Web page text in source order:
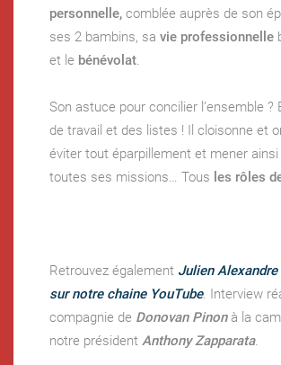
personnelle, comblée auprès de son
ses 2 bambins, sa vie professionnelle
et le bénévolat.
Son astuce pour concilier l’ensemble ?
de travail et des listes ! Il cloisonne et
éviter tout éparpillement et mener ainsi
toutes ses missions… Tous les rôles
Retrouvez également Julien Alexandre
sur notre chaine YouTube. Interview
compagnie de Donovan Pinonà la
notre président Anthony Zapparata.